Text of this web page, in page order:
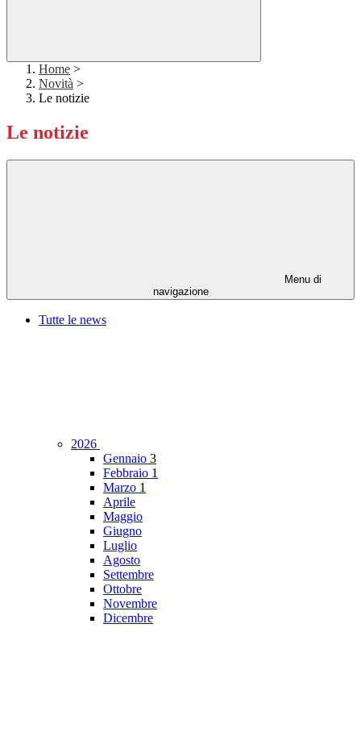
Home >
Novità >
Le notizie
Le notizie
Menu di
navigazione
Tutte le news
2026
Gennaio 3
Febbraio 1
Marzo 1
Aprile
Maggio
Giugno
Luglio
Agosto
Settembre
Ottobre
Novembre
Dicembre